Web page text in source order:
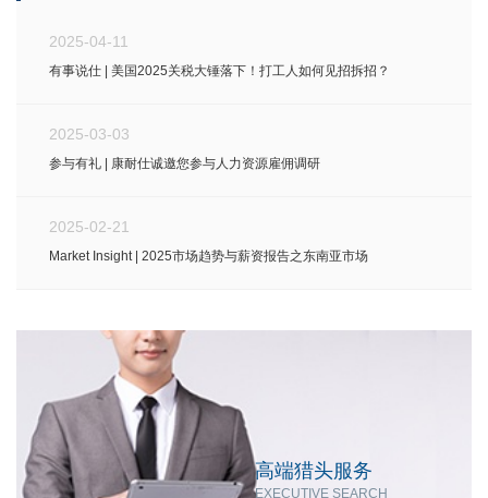
2025-04-11
有事说仕 | 美国2025关税大锤落下！打工人如何见招拆招？
2025-03-03
参与有礼 | 康耐仕诚邀您参与人力资源雇佣调研
2025-02-21
Market Insight | 2025市场趋势与薪资报告之东南亚市场
高端猎头服务
EXECUTIVE SEARCH